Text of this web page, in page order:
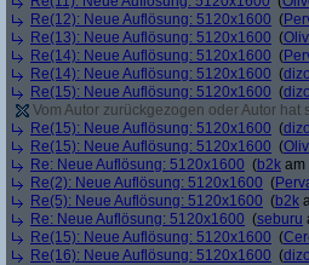
Re(12): Neue Auflösung: 5120x1600 (
Re(13): Neue Auflösung: 5120x1600 (
Re(14): Neue Auflösung: 5120x1600 (
Re(14): Neue Auflösung: 5120x1600 (dizo
Re(15): Neue Auflösung: 5120x1600 (dizo
Vom Autor zurückgezogen oder Autor
Re(15): Neue Auflösung: 5120x1600 (dizo
Re(15): Neue Auflösung: 5120x1600 (
Re: Neue Auflösung: 5120x1600 (b2k am
Re(2): Neue Auflösung: 5120x1600 (
Re(5): Neue Auflösung: 5120x1600 (b2k
Re: Neue Auflösung: 5120x1600 (seburu
Re(15): Neue Auflösung: 5120x1600 (
Re(16): Neue Auflösung: 5120x1600 (dizo